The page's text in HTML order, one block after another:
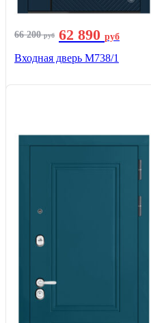
66 200руб 62 890 руб
Входная дверь М738/1